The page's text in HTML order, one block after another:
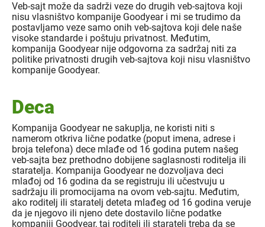
Veb-sajt može da sadrži veze do drugih veb-sajtova koji
nisu vlasništvo kompanije Goodyear i mi se trudimo da
postavljamo veze samo onih veb-sajtova koji dele naše
visoke standarde i poštuju privatnost. Međutim,
kompanija Goodyear nije odgovorna za sadržaj niti za
politike privatnosti drugih veb-sajtova koji nisu vlasništvo
kompanije Goodyear.
Deca
Kompanija Goodyear ne sakuplja, ne koristi niti s
namerom otkriva lične podatke (poput imena, adrese i
broja telefona) dece mlađe od 16 godina putem našeg
veb-sajta bez prethodno dobijene saglasnosti roditelja ili
staratelja. Kompanija Goodyear ne dozvoljava deci
mlađoj od 16 godina da se registruju ili učestvuju u
sadržaju ili promocijama na ovom veb-sajtu. Međutim,
ako roditelj ili staratelj deteta mlađeg od 16 godina veruje
da je njegovo ili njeno dete dostavilo lične podatke
kompaniji Goodyear, taj roditelj ili staratelj treba da se